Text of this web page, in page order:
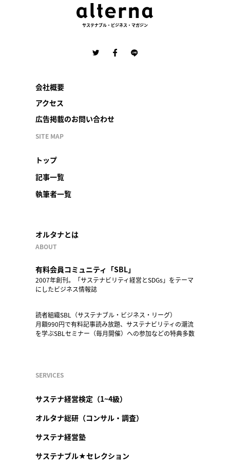
サステナブル・ビジネス・マガジン
会社概要
アクセス
広告掲載のお問い合わせ
SITE MAP
トップ
記事一覧
執筆者一覧
オルタナとは
ABOUT
有料会員コミュニティ「SBL」
2007年創刊。「サステナビリティ経営とSDGs」をテーマ
にしたビジネス情報誌
読者組織SBL（サステナブル・ビジネス・リーグ）
月額990円で有料記事読み放題、サステナビリティの潮流
を学ぶSBLセミナー（毎月開催）への参加などの特典多数
SERVICES
サステナ経営検定（1~4級）
オルタナ総研（コンサル・調査）
サステナ経営塾
サステナブル★セレクション